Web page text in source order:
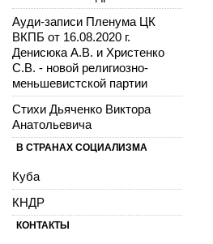
Ауди-записи Пленума ЦК
ВКПБ от 16.08.2020 г.
Денисюка А.В. и Христенко
С.В. - новой религиозно-
меньшевистской партии
Стихи Дьяченко Виктора
Анатольевича
В СТРАНАХ СОЦИАЛИЗМА
Куба
КНДР
КОНТАКТЫ